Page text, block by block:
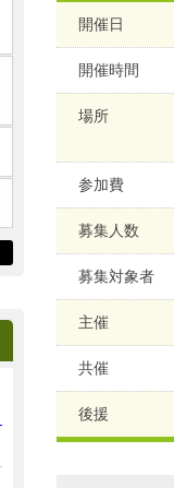
開催日
開催時間
場所
参加費
募集人数
募集対象者
主催
共催
後援